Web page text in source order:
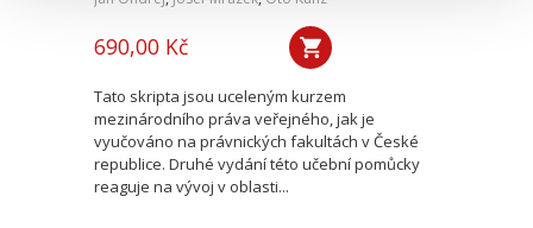
690,00 Kč
Tato skripta jsou uceleným kurzem
mezinárodního práva veřejného, jak je
vyučováno na právnických fakultách v České
republice. Druhé vydání této učební pomůcky
reaguje na vývoj v oblasti...